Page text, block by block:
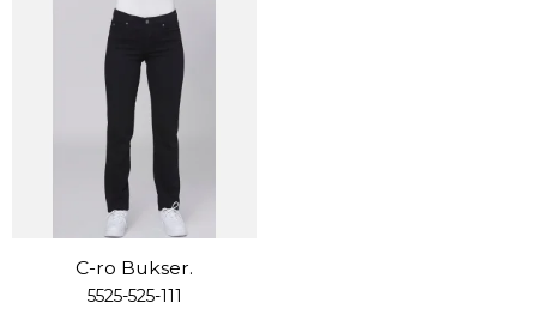
C-ro Bukser.
5525-525-111